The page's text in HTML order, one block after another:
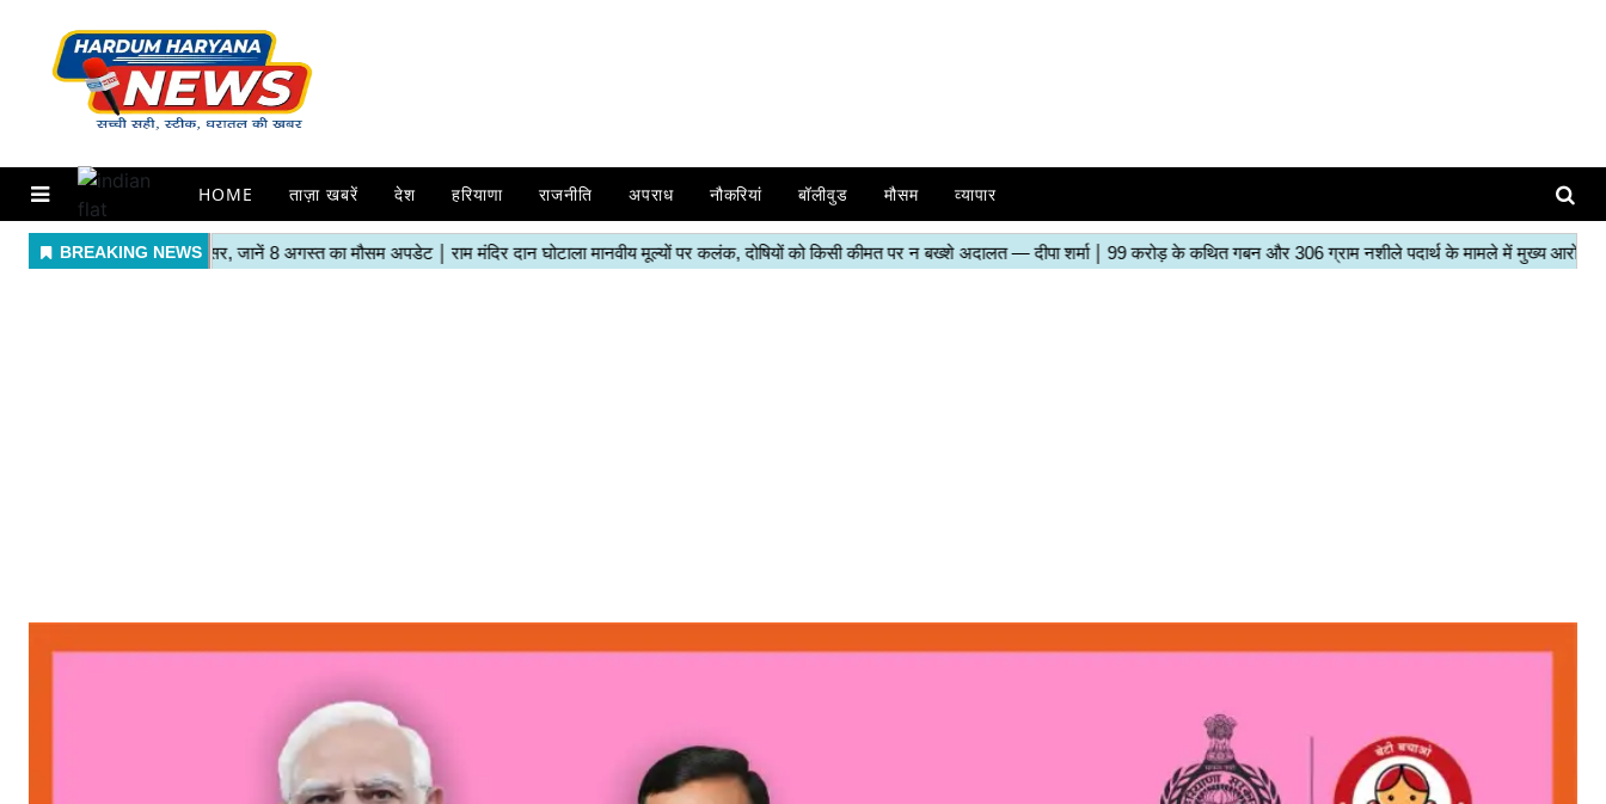
HOME ताज़ा खबरें देश हरियाणा राजनीति अपराध नौकरियां बॉलीवुड मौसम व्यापार